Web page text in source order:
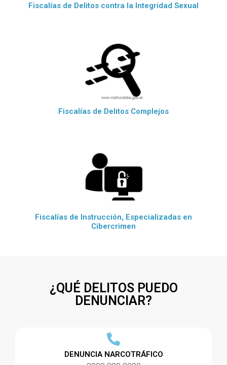
Fiscalías de Delitos contra la Integridad Sexual
Fiscalías de Delitos Complejos
Fiscalías de Instrucción, Especializadas en
Cibercrimen
¿QUÉ DELITOS PUEDO
DENUNCIAR?
DENUNCIA NARCOTRÁFICO